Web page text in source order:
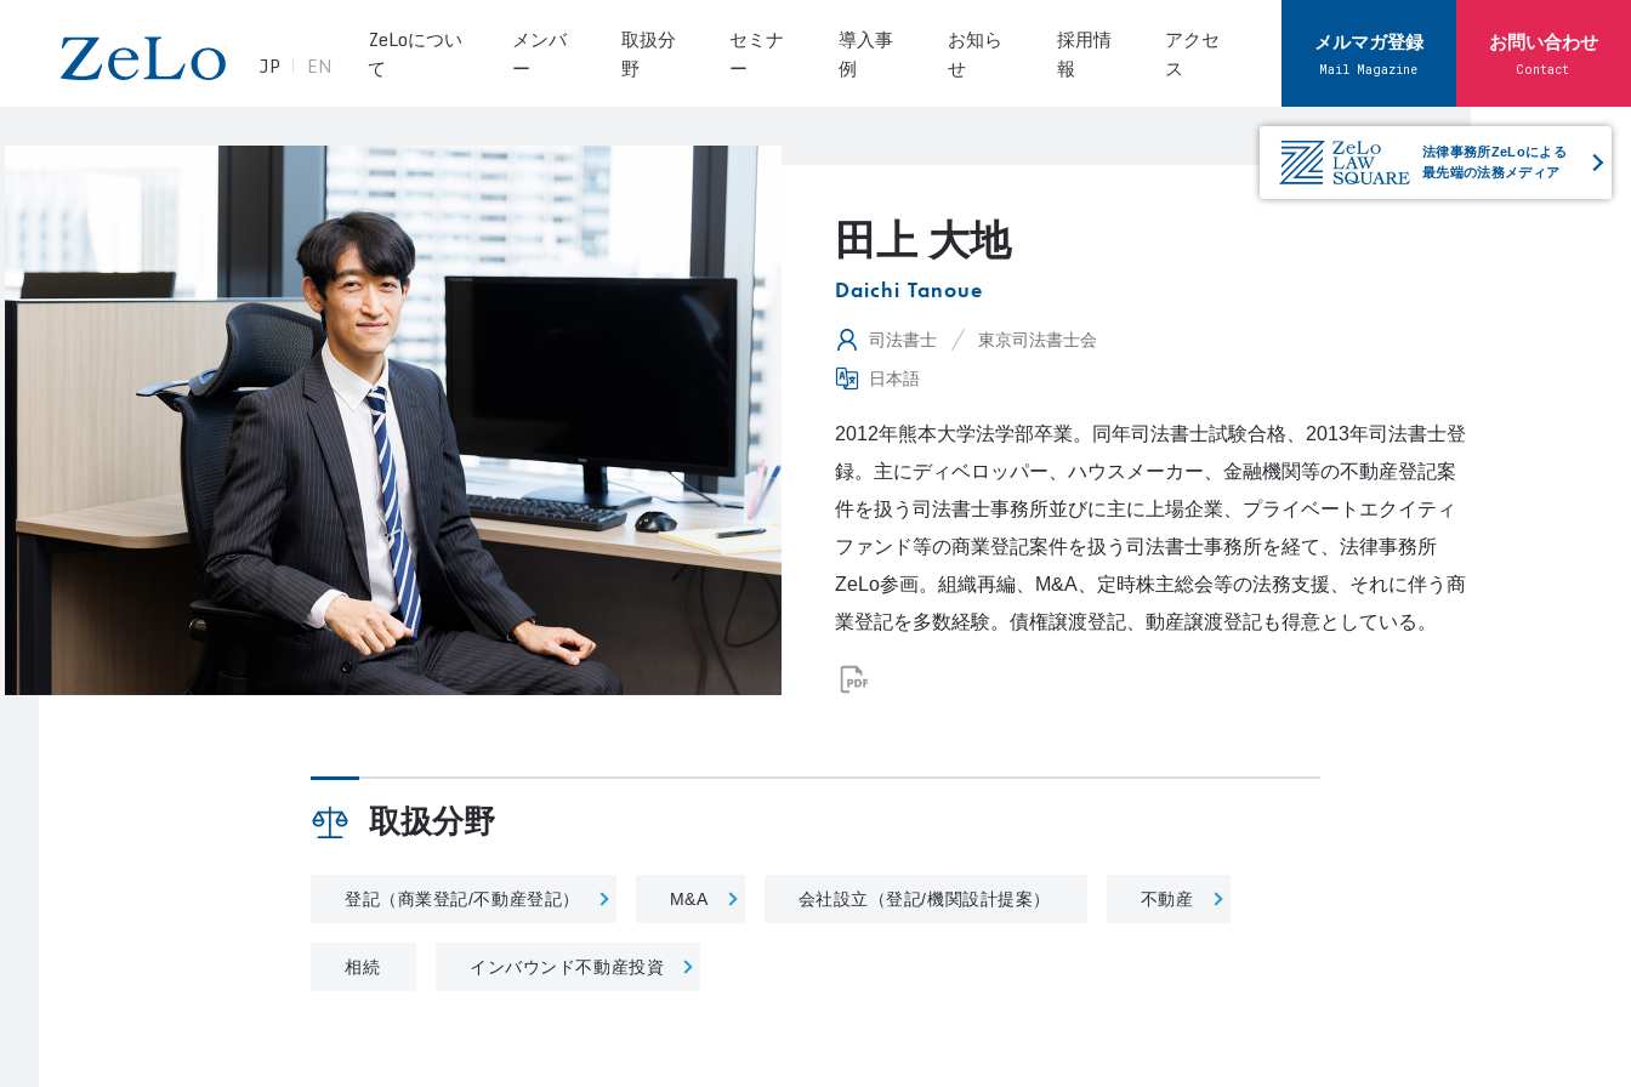
JP EN
ZeLoについ
て
メンバ
ー
取扱分
野
セミナ
ー
導入事
例
お知ら
せ
採用情
報
アクセ
ス
メルマガ登録
Mail Magazine
お問い合わせ
Contact
法律事務所ZeLoによる
最先端の法務メディア
田上 大地
Daichi Tanoue
司法書士
東京司法書士会
日本語
2012年熊本大学法学部卒業。同年司法書士試験合格、2013年司法書士登
録。主にディベロッパー、ハウスメーカー、金融機関等の不動産登記案
件を扱う司法書士事務所並びに主に上場企業、プライベートエクイティ
ファンド等の商業登記案件を扱う司法書士事務所を経て、法律事務所
ZeLo参画。組織再編、M&A、定時株主総会等の法務支援、それに伴う商
業登記を多数経験。債権譲渡登記、動産譲渡登記も得意としている。
取扱分野
登記（商業登記/不動産登記） M&A 会社設立（登記/機関設計提案） 不動産
相続 インバウンド不動産投資